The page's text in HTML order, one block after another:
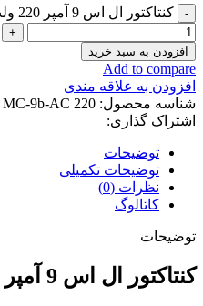
کنتاکتور ال اس 9 آمپر 220 ولت AC عدد
افزودن به سبد خرید
Add to compare
افزودن به علاقه مندی
شناسه محصول: MC-9b-AC 220
اشتراک گذاری:
توضیحات
توضیحات تکمیلی
نظرات (0)
کاتالوگ
توضیحات
کنتاکتور ال اس 9 آمپر 220 ولت AC